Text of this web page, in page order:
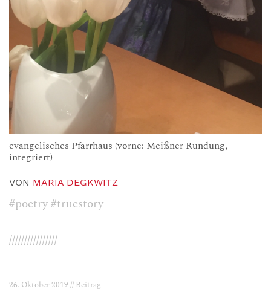
evangelisches Pfarrhaus (vorne: Meißner Rundung,
integriert)
VON MARIA DEGKWITZ
#poetry#truestory
////////////////
26. Oktober 2019 // Beitrag